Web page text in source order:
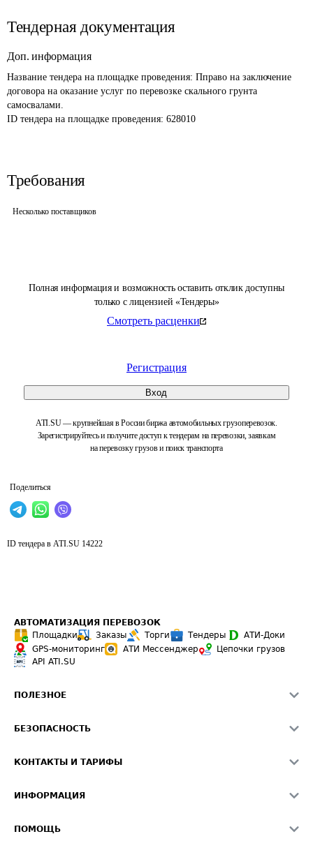
Полная информация и возможность оставить отклик доступны
только с лицензией «Тендеры»
Смотреть расценки
Регистрация
Вход
ATI.SU — крупнейшая в России биржа автомобильных грузоперевозок.
Зарегистрируйтесь и получите доступ к тендерам на перевозки, заявкам
на перевозку грузов и поиск транспорта
Поделиться
Тендерная документация
Доп. информация
Название тендера на площадке проведения: Пправо на заключение
договора на оказание услуг по перевозке скального грунта
самосвалами.
ID тендера на площадке проведения: 628010
Требования
Несколько поставщиков
ID тендера в ATI.SU 14222
АВТОМАТИЗАЦИЯ ПЕРЕВОЗОК
Площадки
Заказы Торги Тендеры
АТИ-Доки
GPS-мониторинг
АТИ Мессенджер
Цепочки грузов
API ATI.SU
ПОЛЕЗНОЕ
Звезды ATI.SU на вашем сайте
Средние ставки
БЕЗОПАСНОСТЬ
Светофор+
О формировании Паспорта
КОНТАКТЫ И ТАРИФЫ
Реклама на сайте
ИНФОРМАЦИЯ
ПОМОЩЬ